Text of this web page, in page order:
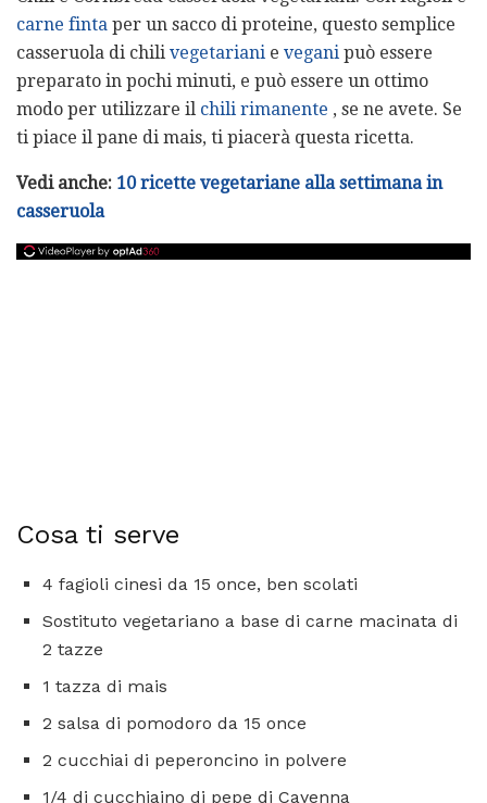
carne finta per un sacco di proteine, questo semplice
casseruola di chili vegetariani e vegani può essere
preparato in pochi minuti, e può essere un ottimo
modo per utilizzare il chili rimanente , se ne avete. Se
ti piace il pane di mais, ti piacerà questa ricetta.
Vedi anche: 10 ricette vegetariane alla settimana in
casseruola
Cosa ti serve
4 fagioli cinesi da 15 once, ben scolati
Sostituto vegetariano a base di carne macinata di
2 tazze
1 tazza di mais
2 salsa di pomodoro da 15 once
2 cucchiai di peperoncino in polvere
1/4 di cucchiaino di pepe di Cayenna